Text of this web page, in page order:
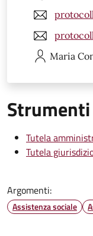
Maria
Tutela
Tutela
Argomenti:
Assistenza sociale